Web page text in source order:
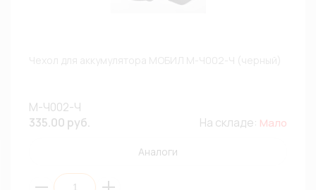
М-Ч002-Ч
335.00 руб.
На складе: Мало
Аналоги